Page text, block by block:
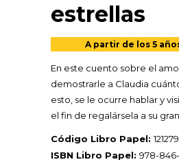
estrellas
A partir de los 5
En este cuento sobre el
demostrarle a Claudia
esto, se le ocurre hablar y
el fin de regalársela a su
Código Libro Papel:121279
ISBN Libro Papel: 978-